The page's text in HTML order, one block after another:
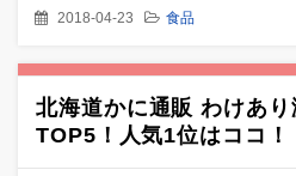
2018-04-23 食品
北海道かに通販 わけあ
TOP5！人気1位はココ！